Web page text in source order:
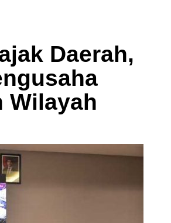
Daerah,
Wilayah